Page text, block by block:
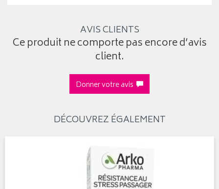
AVIS CLIENTS
Ce produit ne comporte pas encore d’avis
client.
Donner votre avis
DÉCOUVREZ ÉGALEMENT